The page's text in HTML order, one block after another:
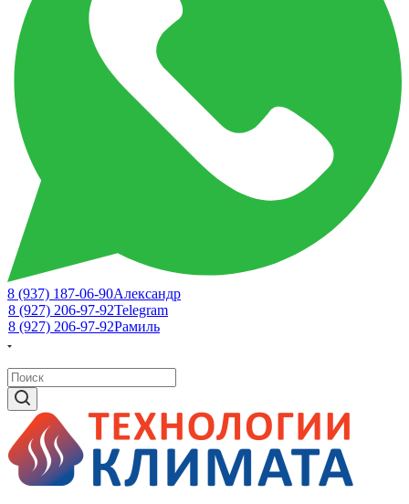
8 (937) 187-06-90Александр
8 (927) 206-97-92Telegram
8 (927) 206-97-92Рамиль